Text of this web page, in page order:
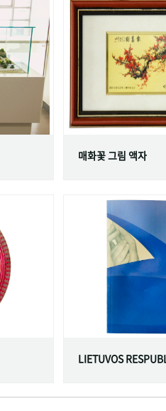
매화꽃 그림 액자
LIETUVOS